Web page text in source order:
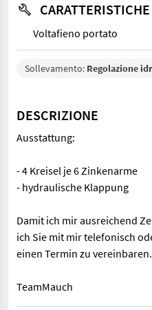
CARATTERISTICHE
Voltafieno portato
Sollevamento: Regolazione
DESCRIZIONE
Ausstattung:
- 4 Kreisel je 6 Zinkenarme
- hydraulische Klappung
Damit ich mir ausreichend
ich Sie mit mir telefonisch
einen Termin zu vereinbaren.
TeamMauch
Ausstattung: - 4 Kreisel je 6